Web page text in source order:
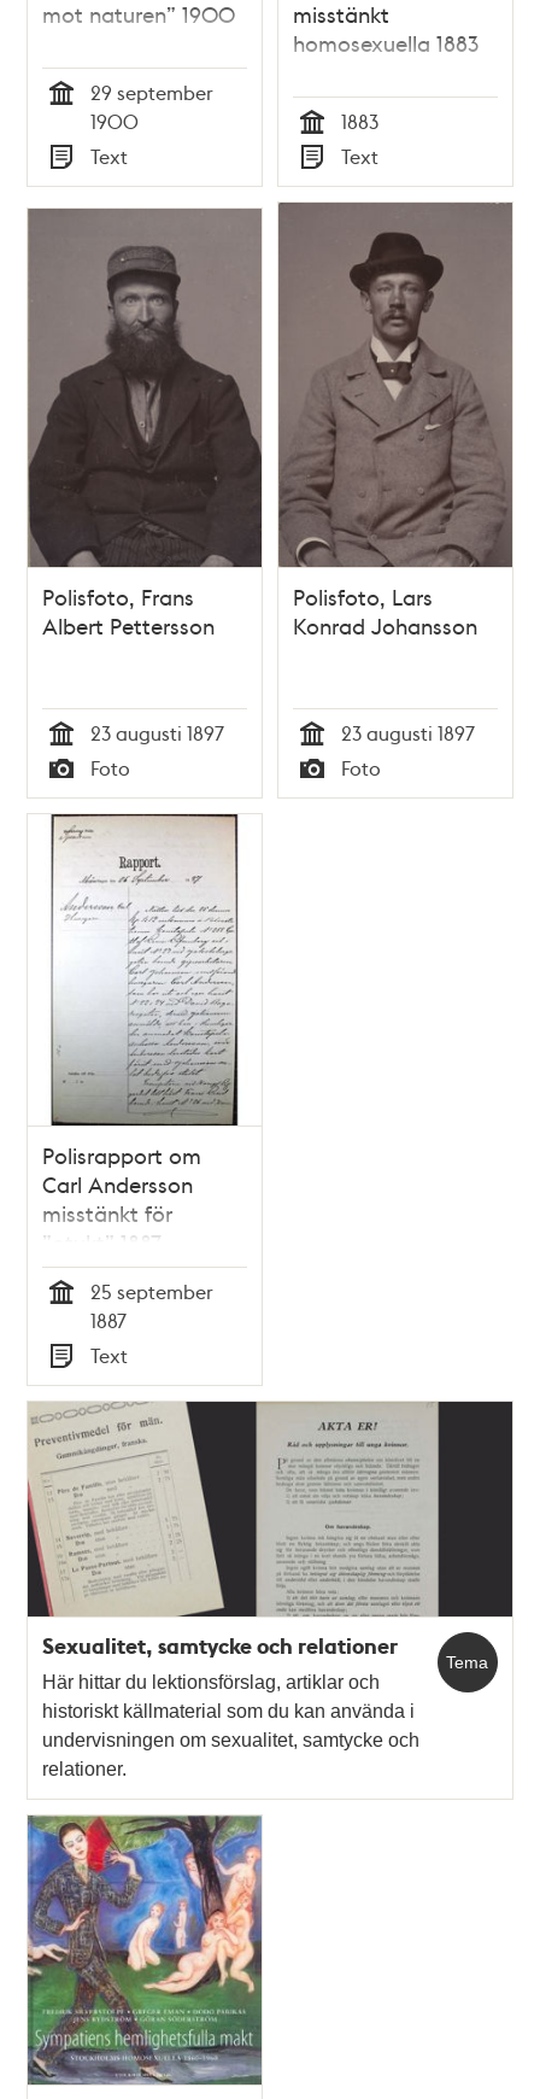
mot naturen” 1900
29 september
1900
Typ
Text
misstänkt
homosexuella 1883
Tid
1883
Typ
Text
Polisfoto, Frans
Albert Pettersson
Tid
23 augusti 1897
Typ
Foto
Polisfoto, Lars
Konrad Johansson
Tid
23 augusti 1897
Typ
Foto
Polisrapport om
Carl Andersson
misstänkt för
”otukt” 1887
25 september
1887
Typ
Text
Tema
Sexualitet, samtycke och relationer
Här hittar du lektionsförslag, artiklar och
historiskt källmaterial som du kan använda i
undervisningen om sexualitet, samtycke och
relationer.